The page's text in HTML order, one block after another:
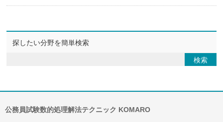
探したい分野を簡単検索
公務員試験数的処理解法テクニック KOMARO